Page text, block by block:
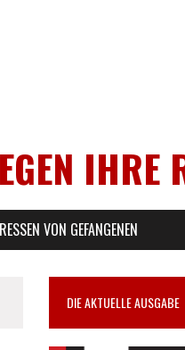
IHRE
VON GEFANGENEN
DIE AKTUELLE AUSGABE